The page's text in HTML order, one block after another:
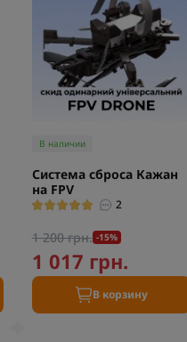
В наличии
Система сброса Кажан
на FPV
2
1 200 грн. -15%
1 017 грн.
В корзину